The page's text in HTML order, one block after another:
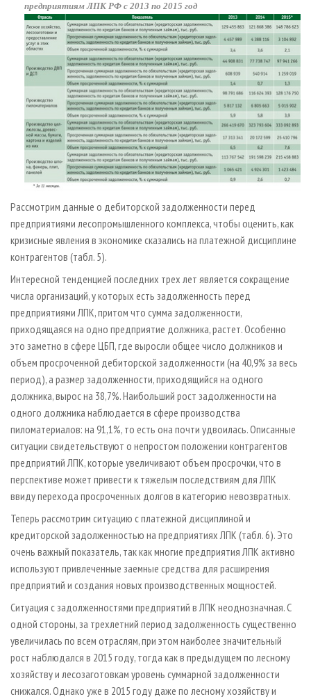
предприятиям ЛПК РФ с 2013 по 2015 год
Рассмотрим данные о дебиторской задолженности перед
предприятиями лесопромышленного комплекса, чтобы оценить, как
кризисные явления в экономике сказались на платежной дисциплине
контрагентов (табл. 5).
Интересной тенденцией последних трех лет является сокращение
числа организаций, у которых есть задолженность перед
предприятиями ЛПК, притом что сумма задолженности,
приходящаяся на одно предприятие должника, растет. Особенно
это заметно в сфере ЦБП, где выросли общее число должников и
объем просроченной дебиторской задолженности (на 40,9% за весь
период), а размер задолженности, приходящийся на одного
должника, вырос на 38,7%. Наибольший рост задолженности на
одного должника наблюдается в сфере производства
пиломатериалов: на 91,1%, то есть она почти удвоилась. Описанные
ситуации свидетельствуют о непростом положении контрагентов
предприятий ЛПК, которые увеличивают объем просрочки, что в
перспективе может привести к тяжелым последствиям для ЛПК
ввиду перехода просроченных долгов в категорию невозвратных.
Теперь рассмотрим ситуацию с платежной дисциплиной и
кредиторской задолженностью на предприятиях ЛПК (табл. 6). Это
очень важный показатель, так как многие предприятия ЛПК активно
используют привлеченные заемные средства для расширения
предприятий и создания новых производственных мощностей.
Ситуация с задолженностями предприятий в ЛПК неоднозначная. С
одной стороны, за трехлетний период задолженность существенно
увеличилась по всем отраслям, при этом наиболее значительный
рост наблюдался в 2015 году, тогда как в предыдущем по лесному
хозяйству и лесозаготовкам уровень суммарной задолженности
снижался. Однако уже в 2015 году даже по лесному хозяйству и